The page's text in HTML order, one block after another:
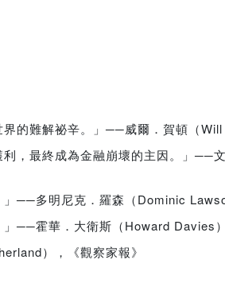
的難解祕辛。」──威爾．賀頓（Will
，最終成為金融崩壞的主因。」──
──多明尼克．羅森（Dominic
──霍華．大衛斯（Howard Davies）
），《觀察家報》